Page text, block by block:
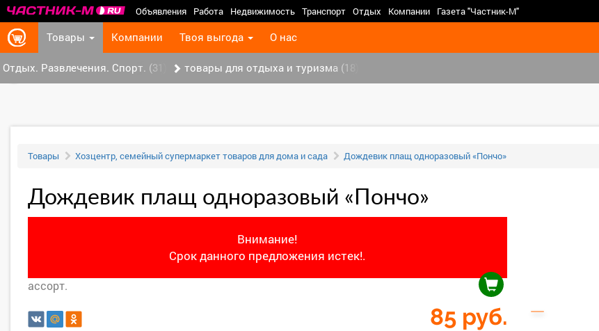
Объявления Работа Недвижимость Транспорт Отдых Компании Газета "Частник-М"
Товары Компании Твоя выгода О нас
>
Отдых. Развлечения. Спорт. (31) товары для отдыха и туризма (18)
Товары Хозцентр, семейный супермаркет товаров для дома и сада Дождевик плащ одноразовый «Пончо»
Дождевик плащ одноразовый «Пончо»
Внимание!
Срок данного предложения истек!.
ассорт.
85руб.
‹